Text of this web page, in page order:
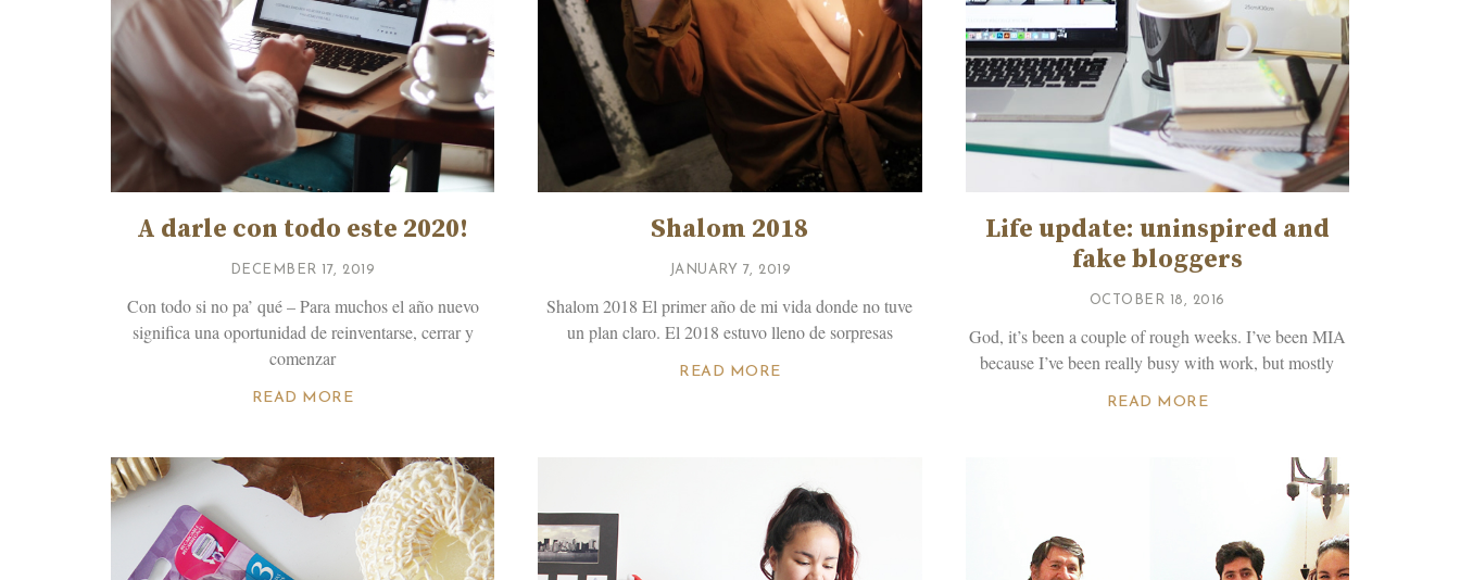
A darle con todo este 2020!
DECEMBER 17, 2019
Con todo si no pa’ qué – Para muchos el año nuevo
significa una oportunidad de reinventarse, cerrar y
comenzar
READ MORE
Shalom 2018
JANUARY 7, 2019
Shalom 2018 El primer año de mi vida donde no tuve
un plan claro. El 2018 estuvo lleno de sorpresas
READ MORE
Life update: uninspired and
fake bloggers
OCTOBER 18, 2016
God, it’s been a couple of rough weeks. I’ve been MIA
because I’ve been really busy with work, but mostly
READ MORE